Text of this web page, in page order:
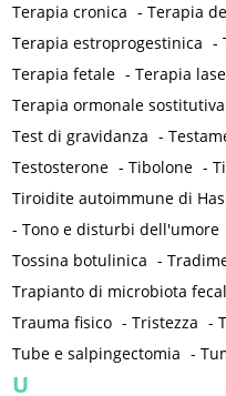
Terapia cronica -Terapia
Terapia estroprogestinica -
Terapia fetale -Terapia
Terapia ormonale sostitutiva
Test di gravidanza -
Testosterone -Tibolone -
Tiroidite autoimmune di
-Tono e disturbi dell'umore
Tossina botulinica -
Trapianto di microbiota
Trauma fisico -Tristezza -
Tube e salpingectomia -
U